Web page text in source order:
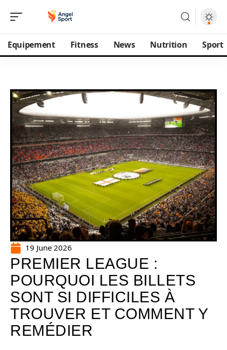
Equipement Fitness News Nutrition Sport
19 June 2026
PREMIER LEAGUE :
POURQUOI LES BILLETS
SONT SI DIFFICILES À
TROUVER ET COMMENT Y
REMÉDIER